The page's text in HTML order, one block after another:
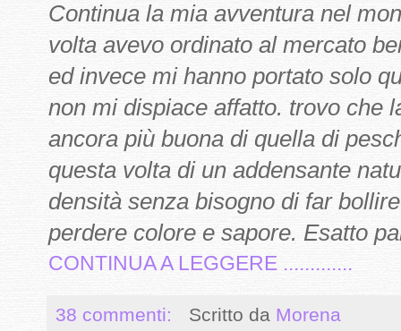
Continua la mia avventura nel
volta avevo ordinato al mercato
ed invece mi hanno portato solo
non mi dispiace affatto. trovo che
ancora più buona di quella di
questa volta di un addensante
densità senza bisogno di far
perdere colore e sapore. Esatto
CONTINUA A LEGGERE .............
38 commenti: Scritto da Morena